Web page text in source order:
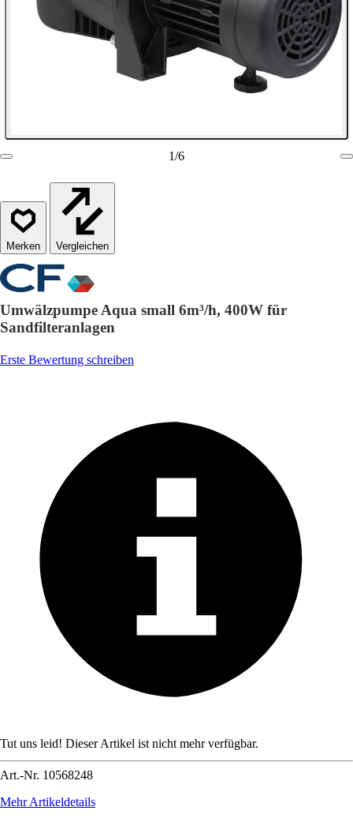
1/6
Vergleichen
Umwälzpumpe Aqua small 6m³/h, 400W für
Sandfilteranlagen
Erste Bewertung schreiben
Tut uns leid! Dieser Artikel ist nicht mehr verfügbar.
Art.-Nr. 10568248
Mehr Artikeldetails